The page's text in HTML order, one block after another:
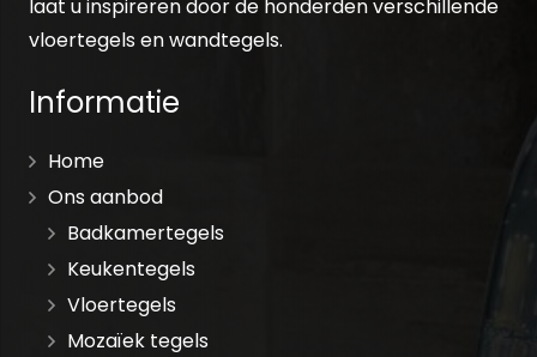
laat u inspireren door de honderden verschillende
vloertegels en wandtegels.
Informatie
Home
Ons aanbod
Badkamertegels
Keukentegels
Vloertegels
Mozaïek tegels